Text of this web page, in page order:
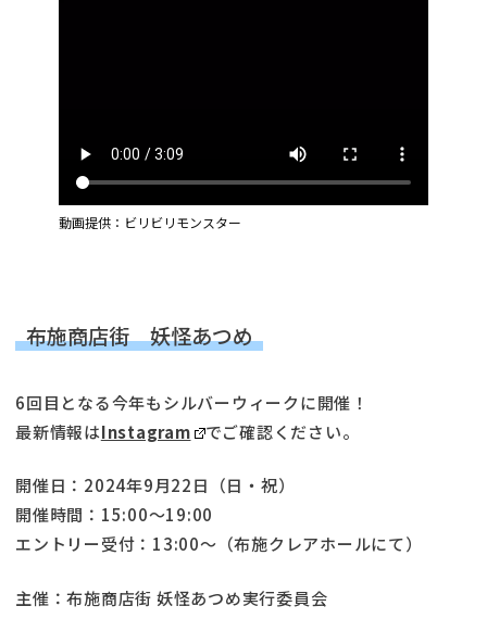
動画提供：ビリビリモンスター
布施商店街 妖怪あつめ
6回目となる今年もシルバーウィークに開催！
最新情報はInstagram でご確認ください。
開催日：2024年9月22日（日・祝）
開催時間：15:00～19:00
エントリー受付：13:00～（布施クレアホールにて）
主催：布施商店街 妖怪あつめ実行委員会